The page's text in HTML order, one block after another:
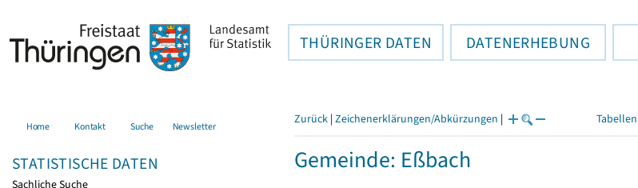
THÜRINGER DATEN DATENERHEBUNG
Home Kontakt Suche Newsletter
STATISTISCHE DATEN
Sachliche Suche
Zurück | Zeichenerklärungen/Abkürzungen |
Gemeinde: Eßbach